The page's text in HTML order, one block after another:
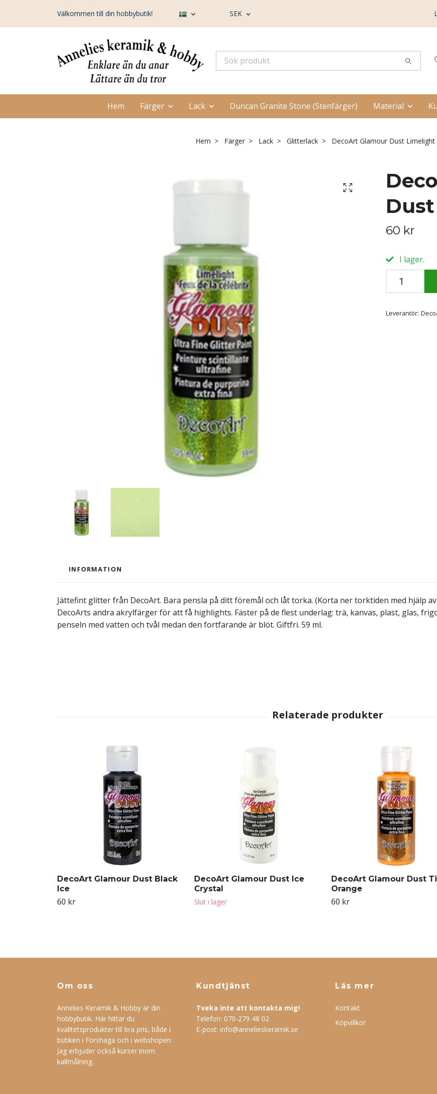
Välkommen till din hobbybutik! SEK
Hem Färger Lack Duncan Granite Stone (Stenfärger) Material
Hem Färger Lack Glitterlack DecoArt Glamour Dust Limelight
60 kr
I lager.
Leverantör:
INFORMATION
Jättefint glitter från DecoArt. Bara pensla på ditt föremål och låt torka. (Korta ner torktiden med hjälp
DecoArts andra akrylfärger för att få highlights. Fäster på de flest underlag: trä, kanvas, plast, glas,
penseln med vatten och tvål medan den fortfarande är blöt. Giftfri. 59 ml.
DecoArt Glamour Dust Black
Ice
60 kr
DecoArt Glamour Dust Ice
Crystal
Slut i lager
DecoArt Glamour Dust
Orange
60 kr
Om oss
Annelies Keramik & Hobby är din
hobbybutik. Här hittar du
kvalitetsprodukter till bra pris, både i
butiken i Forshaga och i webshopen.
Jag erbjuder också kurser inom
kallmålning.
Kundtjänst
Tveka inte att kontakta mig!
Telefon: 070-279 48 02
E-post: info@annelieskeramik.se
Läs mer
Kontakt
Köpvillkor